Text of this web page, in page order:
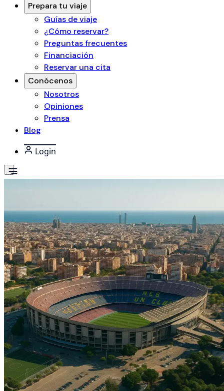
Prepara tu viaje
Guías de viaje
¿Cómo reservar?
Preguntas frecuentes
Financiación
Reservar una cita
Conócenos
Nosotros
Opiniones
Prensa
Blog
Login